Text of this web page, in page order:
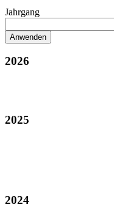
Jahrgang
2026
2025
2024